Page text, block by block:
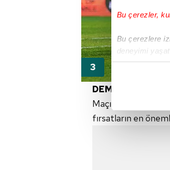
Bu çerezler,
Bu çerezlere
deneyimi
içerikleri
Her
Sizlere daha
DEMBA
Maçın son
fırsatların en